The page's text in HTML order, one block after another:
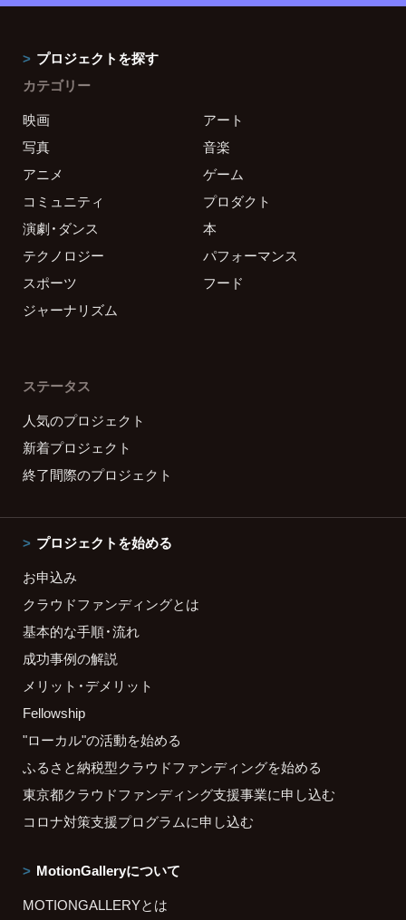
プロジェクトを探す
カテゴリー
映画
アート
写真
音楽
アニメ
ゲーム
コミュニティ
プロダクト
演劇・ダンス
本
テクノロジー
パフォーマンス
スポーツ
フード
ジャーナリズム
ステータス
人気のプロジェクト
新着プロジェクト
終了間際のプロジェクト
プロジェクトを始める
お申込み
クラウドファンディングとは
基本的な手順・流れ
成功事例の解説
メリット・デメリット
Fellowship
"ローカル"の活動を始める
ふるさと納税型クラウドファンディングを始める
東京都クラウドファンディング支援事業に申し込む
コロナ対策支援プログラムに申し込む
MotionGalleryについて
MOTIONGALLERYとは